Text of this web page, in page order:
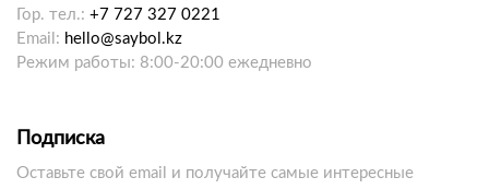
Гор. тел.: +7 727 327 0221
Email: hello@saybol.kz
Режим работы: 8:00-20:00 ежедневно
Подписка
Оставьте свой email и получайте самые интересные